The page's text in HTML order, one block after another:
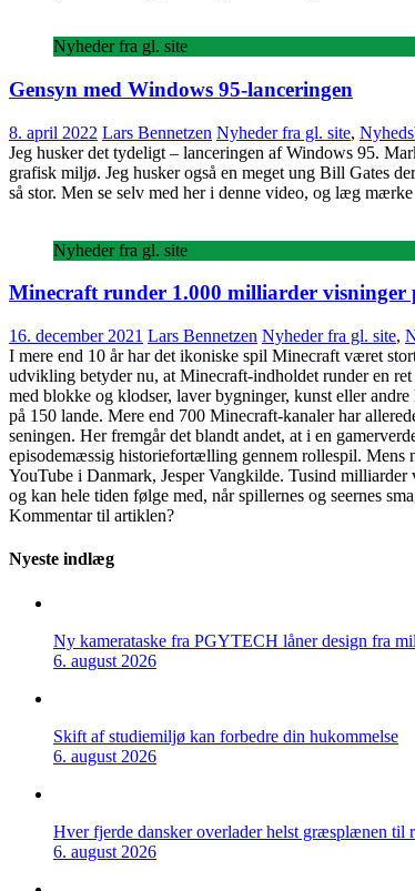
Nyheder fra gl. site
Gensyn med Windows 95-lanceringen
8. april 2022 Lars Bennetzen Nyheder fra gl. site,
Jeg husker det tydeligt – lanceringen af Windows 95.
grafisk miljø. Jeg husker også en meget ung Bill Gates
så stor. Men se selv med her i denne video, og læg
Nyheder fra gl. site
Minecraft runder 1.000 milliarder visninger
16. december 2021 Lars Bennetzen Nyheder fra gl. site,
I mere end 10 år har det ikoniske spil Minecraft været
udvikling betyder nu, at Minecraft-indholdet runder en
med blokke og klodser, laver bygninger, kunst eller
på 150 lande. Mere end 700 Minecraft-kanaler har
seningen. Her fremgår det blandt andet, at i en
episodemæssig historiefortælling gennem rollespil. Mens
YouTube i Danmark, Jesper Vangkilde. Tusind
og kan hele tiden følge med, når spillernes og seernes
Kommentar til artiklen?
Nyeste indlæg
Ny kamerataske fra PGYTECH låner design fra
6. august 2026
Skift af studiemiljø kan forbedre din hukommelse
6. august 2026
Hver fjerde dansker overlader helst græsplænen til
6. august 2026